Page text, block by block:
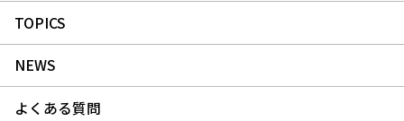
TOPICS
NEWS
よくある質問